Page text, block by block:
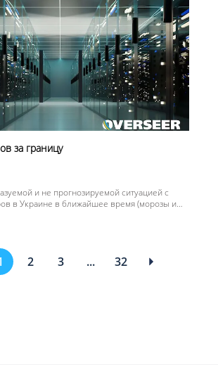
за границу
и не прогнозируемой ситуацией с
в Украине в ближайшее время (морозы и
2 3 ... 32